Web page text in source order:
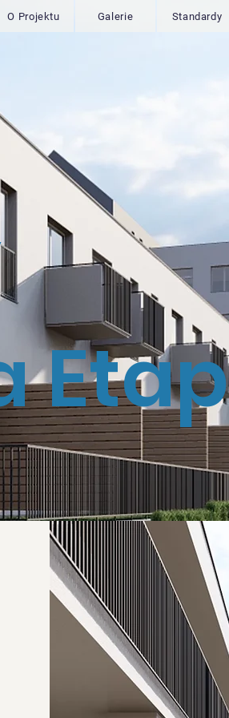
O Projektu Galerie Standardy